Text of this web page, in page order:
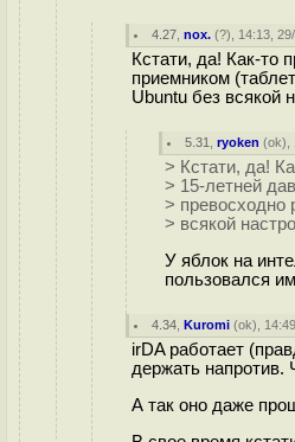
4.27 ,nox. (?), 14:13,
Кстати, да! Как-то
приемником
Ubuntu без всякой
5.31 ,ryoken (ok),
> Кстати, да!
> 15-летней
> превосходно
> всякой
У яблок на
пользовался
4.34 ,Kuromi (ok),
irDA работает
держать напротив.
А так оно даже